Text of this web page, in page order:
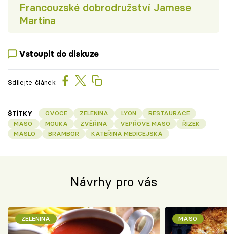
Francouzské dobrodružství Jamese
Martina
Vstoupit do diskuze
Sdílejte článek
ŠTÍTKY OVOCE ZELENINA LYON
RESTAURACE
MASO
MOUKA ZVĚŘINA VEPŘOVÉ MASO
ŘÍZEK
MÁSLO
BRAMBOR KATEŘINA MEDICEJSKÁ
Návrhy pro vás
ZELENINA MASO